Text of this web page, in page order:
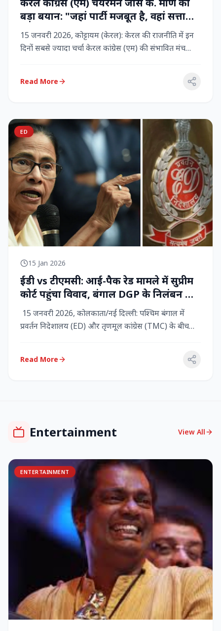
बड़ा बयान: "जहां पार्टी मजबूत है, वहां सत्ता
बनी रहेगी" – LDF के साथ बने रहने पर जोर
15 जनवरी 2026, कोट्टायम (केरल): केरल की राजनीति में इन
दिनों सबसे ज्यादा चर्चा केरल कांग्रेस (एम) की संभावित मंच
Read More
ED
15 Jan 2026
ईडी vs टीएमसी: आई-पैक रेड मामले में सुप्रीम
कोर्ट पहुंचा विवाद, बंगाल DGP के निलंबन की
मांग, कलकत्ता हाईकोर्ट में CBI छापेमारी
15 जनवरी 2026, कोलकाता/नई दिल्ली: पश्चिम बंगाल में
प्रवर्तन निदेशालय (ED) और तृणमूल कांग्रेस (TMC) के बीच
Read More
Entertainment View All
ENTERTAINMENT